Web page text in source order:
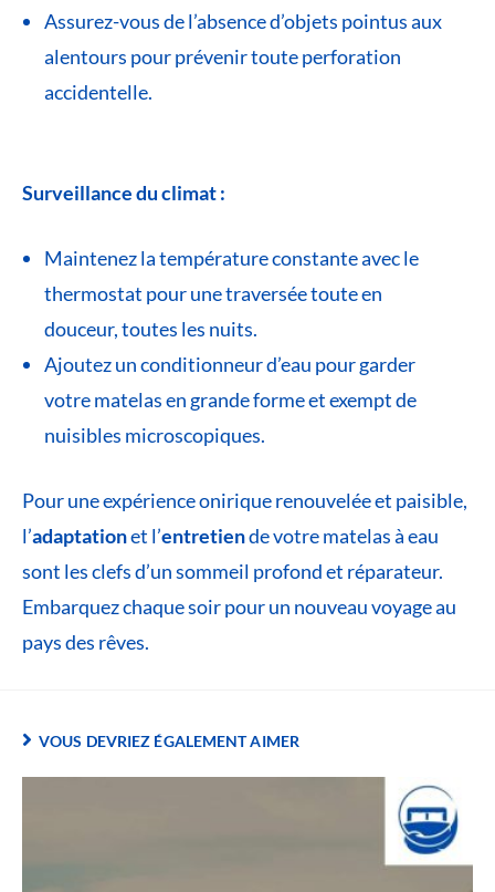
Assurez-vous de l’absence d’objets pointus aux
alentours pour prévenir toute perforation
accidentelle.
Surveillance du climat :
Maintenez la température constante avec le
thermostat pour une traversée toute en
douceur, toutes les nuits.
Ajoutez un conditionneur d’eau pour garder
votre matelas en grande forme et exempt de
nuisibles microscopiques.
Pour une expérience onirique renouvelée et paisible,
l’adaptationet l’entretiende votre matelas à eau
sont les clefs d’un sommeil profond et réparateur.
Embarquez chaque soir pour un nouveau voyage au
pays des rêves.
VOUS DEVRIEZ ÉGALEMENT AIMER